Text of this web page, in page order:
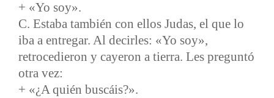
+ «Yo soy».
C. Estaba también con ellos Judas, el que lo
iba a entregar. Al decirles: «Yo soy»,
retrocedieron y cayeron a tierra. Les preguntó
otra vez:
+ «¿A quién buscáis?».